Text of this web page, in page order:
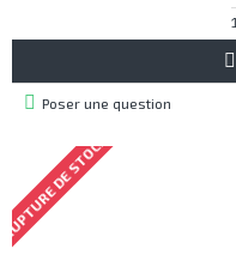
Poser une question
DE STOCK